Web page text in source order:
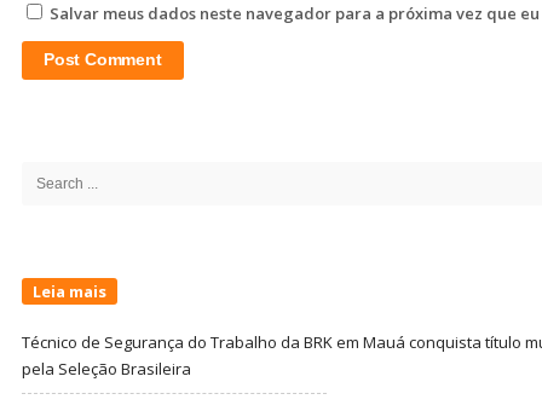
Salvar meus dados neste navegador para a próxima vez que
Search
Leia mais
Técnico de Segurança do Trabalho da BRK em Mauá conquista título
pela Seleção Brasileira